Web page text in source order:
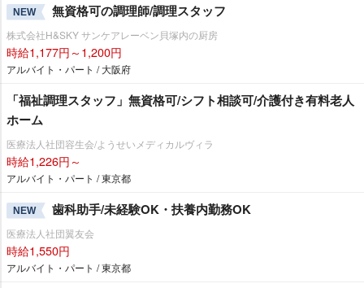
NEW 無資格可の調理師/調理スタッフ
株式会社H&SKY サンケアレーベン貝塚内の厨房
時給1,177円～1,200円
アルバイト・パート / 大阪府
「福祉調理スタッフ」無資格可/シフト相談可/介護付き有料老人
ホーム
医療法人社団容生会/ようせいメディカルヴィラ
時給1,226円～
アルバイト・パート / 東京都
NEW 歯科助手/未経験OK・扶養内勤務OK
医療法人社団翼友会
時給1,550円
アルバイト・パート / 東京都